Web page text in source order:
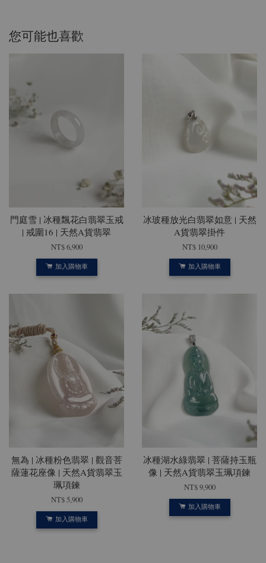
您可能也喜歡
門庭雪 | 冰種飄花白翡翠玉戒
| 戒圍16 | 天然A貨翡翠
NT$ 6,900
加入購物車
冰玻種放光白翡翠如意 | 天然
A貨翡翠掛件
NT$ 10,900
加入購物車
無為 | 冰種粉色翡翠 | 觀音菩
薩蓮花座像 | 天然A貨翡翠玉
珮項鍊
NT$ 5,900
加入購物車
冰種湖水綠翡翠 | 菩薩持玉瓶
像 | 天然A貨翡翠玉珮項鍊
NT$ 9,900
加入購物車